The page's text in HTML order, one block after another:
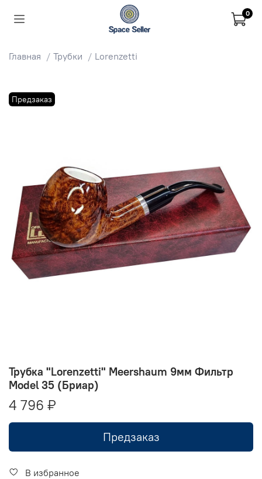
0
Главная Трубки Lorenzetti
Предзаказ
Трубка "Lorenzetti" Meershaum 9мм Фильтр
Model 35 (Бриар)
4 796 ₽
Предзаказ
В избранное